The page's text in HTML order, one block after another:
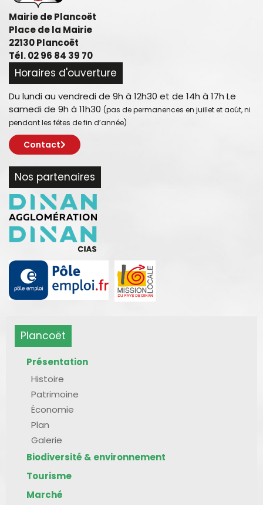
Mairie de Plancoët
Place de la Mairie
22130 Plancoët
Tél. 02 96 84 39 70
Horaires d'ouverture
Du lundi au vendredi de 9h à 12h30 et de 14h à 17h Le
samedi de 9h à 11h30 (pas de permanences en juillet et août, ni
pendant les fêtes de fin d’année)
Contact
Nos partenaires
Plancoët
Présentation
Histoire
Patrimoine
Économie
Plan
Galerie
Biodiversité & environnement
Tourisme
Marché